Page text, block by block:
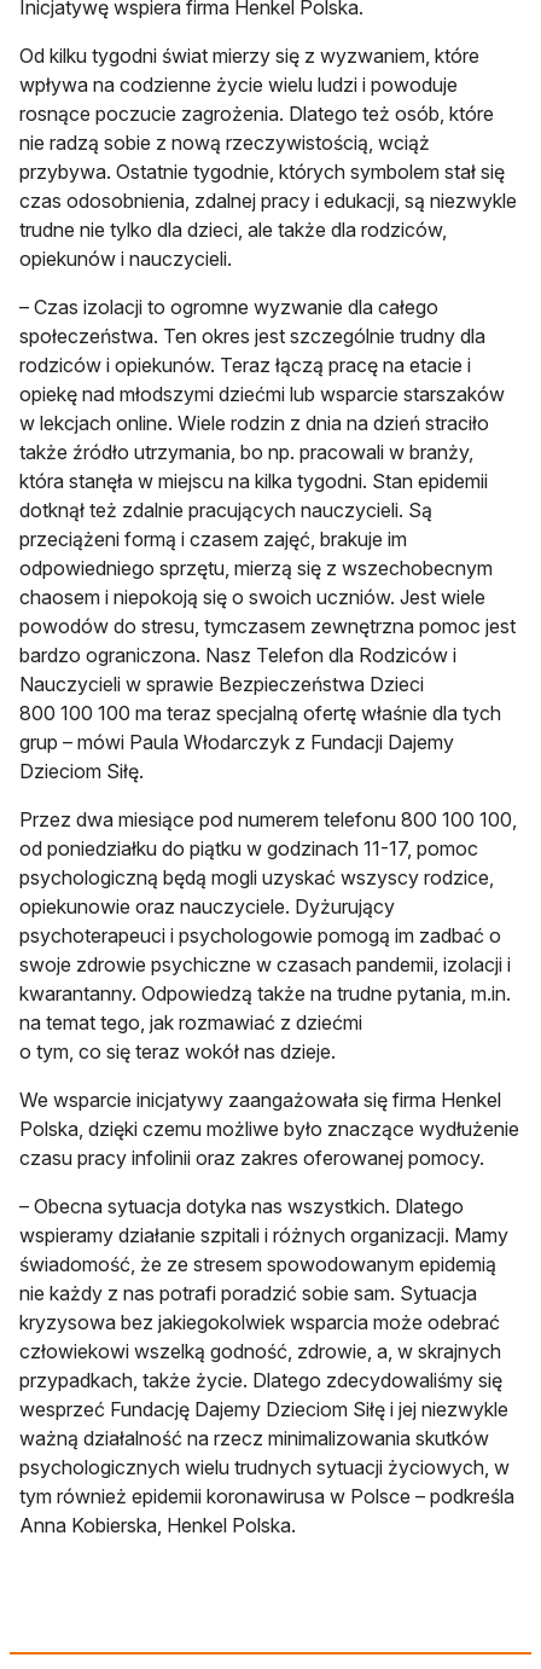
Inicjatywę wspiera firma Henkel Polska.
Od kilku tygodni świat mierzy się z wyzwaniem, które
wpływa na codzienne życie wielu ludzi i powoduje
rosnące poczucie zagrożenia. Dlatego też osób, które
nie radzą sobie z nową rzeczywistością, wciąż
przybywa. Ostatnie tygodnie, których symbolem stał się
czas odosobnienia, zdalnej pracy i edukacji, są niezwykle
trudne nie tylko dla dzieci, ale także dla rodziców,
opiekunów i nauczycieli.
– Czas izolacji to ogromne wyzwanie dla całego
społeczeństwa. Ten okres jest szczególnie trudny dla
rodziców i opiekunów. Teraz łączą pracę na etacie i
opiekę nad młodszymi dziećmi lub wsparcie starszaków
w lekcjach online. Wiele rodzin z dnia na dzień straciło
także źródło utrzymania, bo np. pracowali w branży,
która stanęła w miejscu na kilka tygodni. Stan epidemii
dotknął też zdalnie pracujących nauczycieli. Są
przeciążeni formą i czasem zajęć, brakuje im
odpowiedniego sprzętu, mierzą się z wszechobecnym
chaosem i niepokoją się o swoich uczniów. Jest wiele
powodów do stresu, tymczasem zewnętrzna pomoc jest
bardzo ograniczona. Nasz Telefon dla Rodziców i
Nauczycieli w sprawie Bezpieczeństwa Dzieci
800 100 100 ma teraz specjalną ofertę właśnie dla tych
grup – mówi Paula Włodarczyk z Fundacji Dajemy
Dzieciom Siłę.
Przez dwa miesiące pod numerem telefonu 800 100 100,
od poniedziałku do piątku w godzinach 11-17, pomoc
psychologiczną będą mogli uzyskać wszyscy rodzice,
opiekunowie oraz nauczyciele. Dyżurujący
psychoterapeuci i psychologowie pomogą im zadbać o
swoje zdrowie psychiczne w czasach pandemii, izolacji i
kwarantanny. Odpowiedzą także na trudne pytania, m.in.
na temat tego, jak rozmawiać z dziećmi
o tym, co się teraz wokół nas dzieje.
We wsparcie inicjatywy zaangażowała się firma Henkel
Polska, dzięki czemu możliwe było znaczące wydłużenie
czasu pracy infolinii oraz zakres oferowanej pomocy.
– Obecna sytuacja dotyka nas wszystkich. Dlatego
wspieramy działanie szpitali i różnych organizacji. Mamy
świadomość, że ze stresem spowodowanym epidemią
nie każdy z nas potrafi poradzić sobie sam. Sytuacja
kryzysowa bez jakiegokolwiek wsparcia może odebrać
człowiekowi wszelką godność, zdrowie, a, w skrajnych
przypadkach, także życie. Dlatego zdecydowaliśmy się
wesprzeć Fundację Dajemy Dzieciom Siłę i jej niezwykle
ważną działalność na rzecz minimalizowania skutków
psychologicznych wielu trudnych sytuacji życiowych, w
tym również epidemii koronawirusa w Polsce – podkreśla
Anna Kobierska, Henkel Polska.